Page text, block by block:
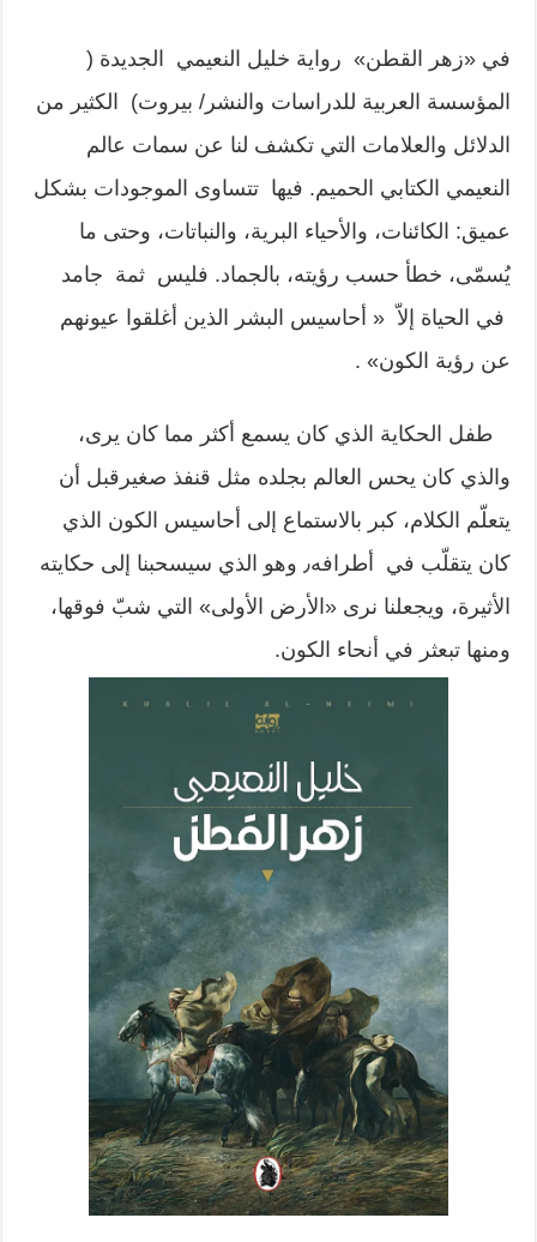
في «زهر القطن» رواية خليل النعيمي الجديدة (
المؤسسة العربية للدراسات والنشر/ بيروت) الكثير من
الدلائل والعلامات التي تكشف لنا عن سمات عالم
النعيمي الكتابي الحميم. فيها تتساوى الموجودات بشكل
عميق: الكائنات، والأحياء البرية، والنباتات، وحتى ما
يُسمّى، خطأ حسب رؤيته، بالجماد. فليس ثمة جامد
في الحياة إلاّ « أحاسيس البشر الذين أغلقوا عيونهم
عن رؤية الكون» .
طفل الحكاية الذي كان يسمع أكثر مما كان يرى،
والذي كان يحس العالم بجلده مثل قنفذ صغيرقبل أن
يتعلّم الكلام، كبر بالاستماع إلى أحاسيس الكون الذي
كان يتقلّب في أطرافه٫ وهو الذي سيسحبنا إلى حكايته
الأثيرة، ويجعلنا نرى «الأرض الأولى» التي شبّ فوقها،
ومنها تبعثر في أنحاء الكون.